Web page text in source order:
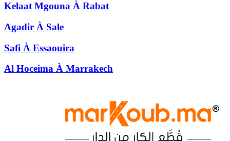
Kelaat Mgouna À Rabat
Agadir À Sale
Safi À Essaouira
Al Hoceima À Marrakech